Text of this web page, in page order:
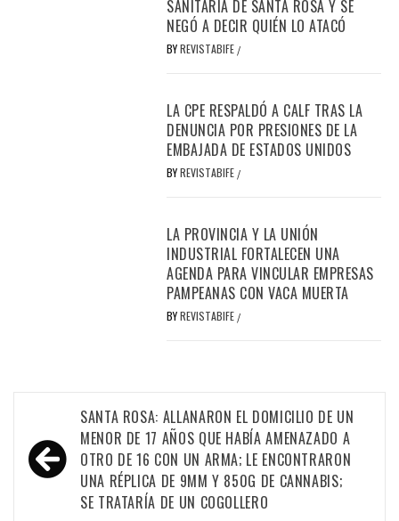
SANITARIA DE SANTA ROSA Y SE
NEGÓ A DECIR QUIÉN LO ATACÓ
BYREVISTABIFE /
LA CPE RESPALDÓ A CALF TRAS LA
DENUNCIA POR PRESIONES DE LA
EMBAJADA DE ESTADOS UNIDOS
BYREVISTABIFE /
LA PROVINCIA Y LA UNIÓN
INDUSTRIAL FORTALECEN UNA
AGENDA PARA VINCULAR EMPRESAS
PAMPEANAS CON VACA MUERTA
BYREVISTABIFE /
Navegación
de
entradas
SANTA ROSA: ALLANARON EL DOMICILIO DE UN
MENOR DE 17 AÑOS QUE HABÍA AMENAZADO A
OTRO DE 16 CON UN ARMA; LE ENCONTRARON
UNA RÉPLICA DE 9MM Y 850G DE CANNABIS;
SE TRATARÍA DE UN COGOLLERO